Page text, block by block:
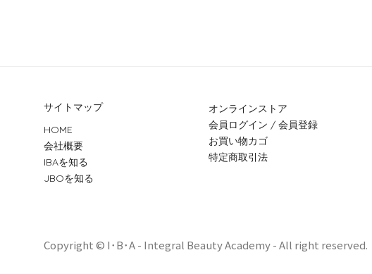
サイトマップ
HOME
会社概要
IBAを知る
JBOを知る
オンラインストア
会員ログイン / 会員登録
お買い物カゴ
特定商取引法
Copyright © I･B･A - Integral Beauty Academy - All right reserved.